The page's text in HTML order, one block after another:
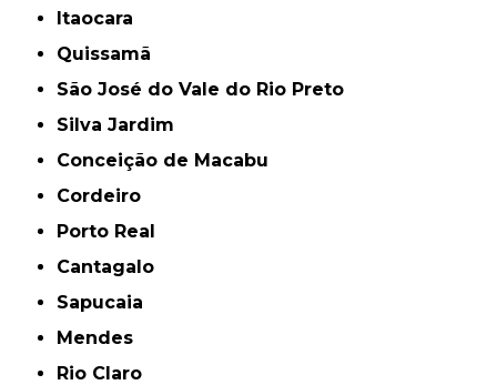
Itaocara
Quissamã
São José do Vale do Rio Preto
Silva Jardim
Conceição de Macabu
Cordeiro
Porto Real
Cantagalo
Sapucaia
Mendes
Rio Claro